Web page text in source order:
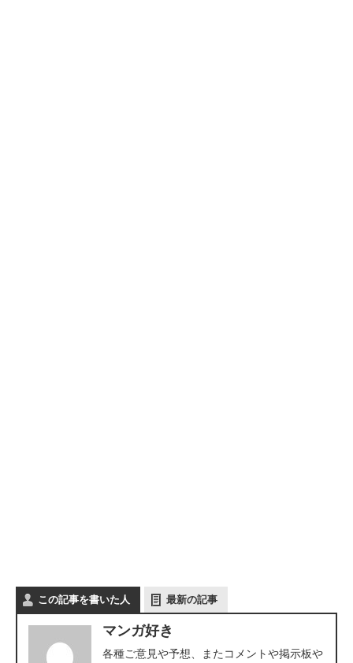
この記事を書いた人 最新の記事
マンガ好き
各種ご意見や予想、またコメントや掲示板や